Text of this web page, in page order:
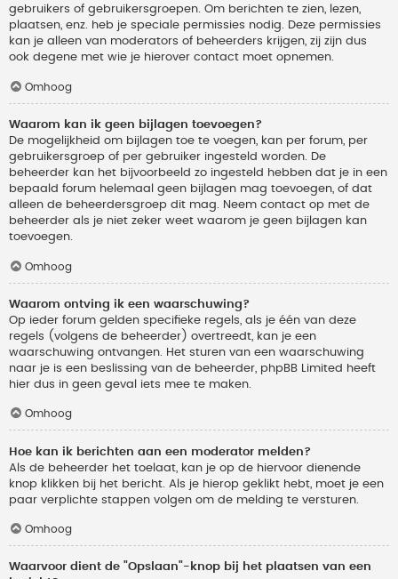
gebruikers of gebruikersgroepen. Om berichten te zien, lezen,
plaatsen, enz. heb je speciale permissies nodig. Deze permissies
kan je alleen van moderators of beheerders krijgen, zij zijn dus
ook degene met wie je hierover contact moet opnemen.
Omhoog
Waarom kan ik geen bijlagen toevoegen?
De mogelijkheid om bijlagen toe te voegen, kan per forum, per
gebruikersgroep of per gebruiker ingesteld worden. De
beheerder kan het bijvoorbeeld zo ingesteld hebben dat je in een
bepaald forum helemaal geen bijlagen mag toevoegen, of dat
alleen de beheerdersgroep dit mag. Neem contact op met de
beheerder als je niet zeker weet waarom je geen bijlagen kan
toevoegen.
Omhoog
Waarom ontving ik een waarschuwing?
Op ieder forum gelden specifieke regels, als je één van deze
regels (volgens de beheerder) overtreedt, kan je een
waarschuwing ontvangen. Het sturen van een waarschuwing
naar je is een beslissing van de beheerder, phpBB Limited heeft
hier dus in geen geval iets mee te maken.
Omhoog
Hoe kan ik berichten aan een moderator melden?
Als de beheerder het toelaat, kan je op de hiervoor dienende
knop klikken bij het bericht. Als je hierop geklikt hebt, moet je een
paar verplichte stappen volgen om de melding te versturen.
Omhoog
Waarvoor dient de "Opslaan"-knop bij het plaatsen van een